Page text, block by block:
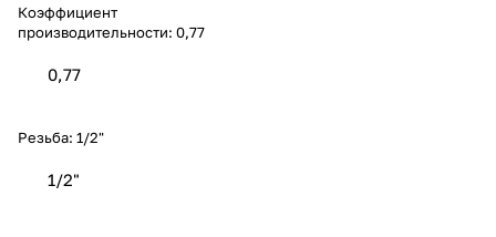
Коэффициент
производительности: 0,77
0,77
Резьба: 1/2"
1/2"